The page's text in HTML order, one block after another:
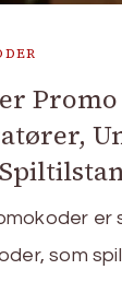
er
som